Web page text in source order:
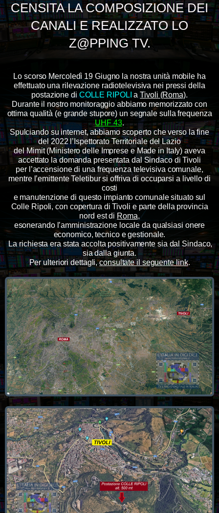
CENSITA LA COMPOSIZIONE DEI
CANALI E REALIZZATO LO
Z@PPING TV.
Lo scorso Mercoledì 19 Giugno la nostra unità mobile ha
effettuato una rilevazione radiotelevisiva nei pressi della
postazione di COLLE RIPOLI aTivoli (Roma).
Durante il nostro monitoraggio abbiamo memorizzato con
ottima qualità (e grande stupore) un segnale sulla frequenza
UHF 43.
Spulciando su internet, abbiamo scoperto che verso la fine
del 2022 l’Ispettorato Territoriale del Lazio
del Mimit (Ministero delle Imprese e Made in Italy) aveva
accettato la domanda presentata dal Sindaco di Tivoli
per l’accensione di una frequenza televisiva comunale,
mentre l’emittente Teletibur si offriva di occuparsi a livello di
costi
e manutenzione di questo impianto comunale situato sul
Colle Ripoli, con copertura di Tivoli e parte della provincia
nord est di Roma,
esonerando l’amministrazione locale da qualsiasi onere
economico, tecnico e gestionale.
La richiesta era stata accolta positivamente sia dal Sindaco,
sia dalla giunta.
Per ulteriori dettagli,consultate il seguente link.